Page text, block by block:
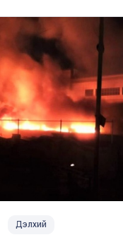
Дэлхий